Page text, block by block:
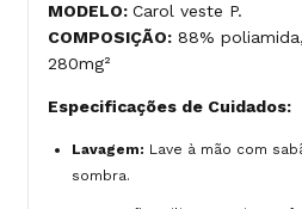
MODELO: Carol veste P.
COMPOSIÇÃO: 88%
280mg²
Especificações de Cuidados:
Lavagem: Lave à mão com
sombra.